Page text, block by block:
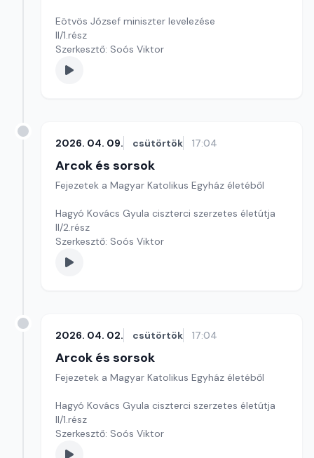
Eötvös József miniszter levelezése
II/1.rész
Szerkesztő: Soós Viktor
2026. 04. 09. csütörtök 17:04
Arcok és sorsok
Fejezetek a Magyar Katolikus Egyház életéből
Hagyó Kovács Gyula ciszterci szerzetes életútja
II/2.rész
Szerkesztő: Soós Viktor
2026. 04. 02. csütörtök 17:04
Arcok és sorsok
Fejezetek a Magyar Katolikus Egyház életéből
Hagyó Kovács Gyula ciszterci szerzetes életútja
II/1.rész
Szerkesztő: Soós Viktor